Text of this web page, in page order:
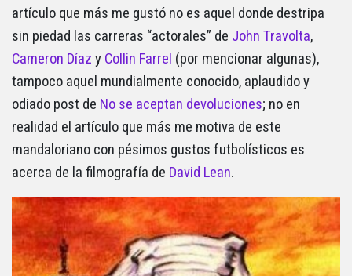
artículo que más me gustó no es aquel donde destripa
sin piedad las carreras “actorales” de John Travolta,
Cameron Díaz y Collin Farrel (por mencionar algunas),
tampoco aquel mundialmente conocido, aplaudido y
odiado post de No se aceptan devoluciones; no en
realidad el artículo que más me motiva de este
mandaloriano con pésimos gustos futbolísticos es
acerca de la filmografía de David Lean.